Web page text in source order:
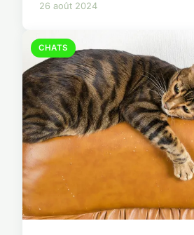
26 août 2024
CHATS